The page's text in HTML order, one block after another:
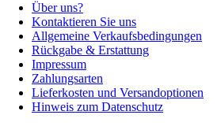
Über uns?
Kontaktieren Sie uns
Allgemeine Verkaufsbedingungen
Rückgabe & Erstattung
Impressum
Zahlungsarten
Lieferkosten und Versandoptionen
Hinweis zum Datenschutz